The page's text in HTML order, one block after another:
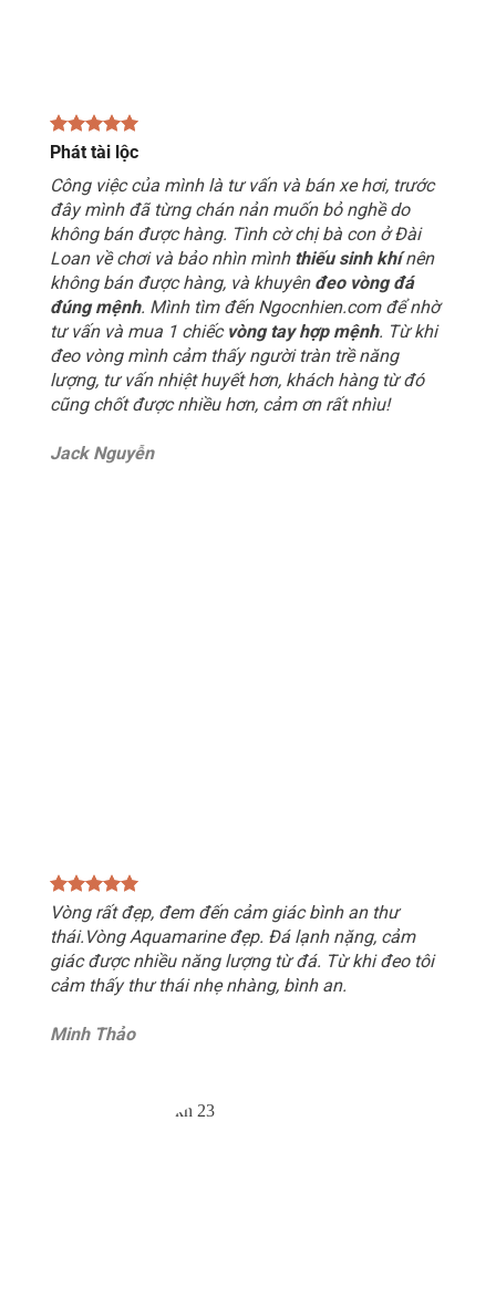
Phát tài lộc
Công việc của mình là tư vấn và bán xe hơi, trước
đây mình đã từng chán nản muốn bỏ nghề do
không bán được hàng. Tình cờ chị bà con ở Đài
Loan về chơi và bảo nhìn mình thiếu sinh khínên
không bán được hàng, và khuyên đeo vòng đá
đúng mệnh. Mình tìm đến Ngocnhien.com để nhờ
tư vấn và mua 1 chiếc vòng tay hợp mệnh. Từ khi
đeo vòng mình cảm thấy người tràn trề năng
lượng, tư vấn nhiệt huyết hơn, khách hàng từ đó
cũng chốt được nhiều hơn, cảm ơn rất nhìu!
Jack Nguyễn
Vòng rất đẹp, đem đến cảm giác bình an thư
thái.Vòng Aquamarine đẹp. Đá lạnh nặng, cảm
giác được nhiều năng lượng từ đá. Từ khi đeo tôi
cảm thấy thư thái nhẹ nhàng, bình an.
Minh Thảo